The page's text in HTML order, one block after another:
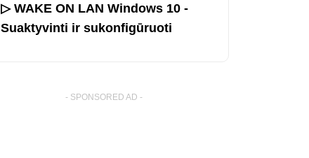
▷ WAKE ON LAN Windows 10 -
Suaktyvinti ir sukonfigūruoti
- SPONSORED AD -